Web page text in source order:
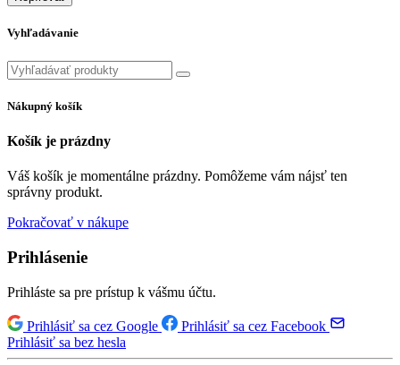
Vyhľadávanie
Nákupný košík
Košík je prázdny
Váš košík je momentálne prázdny. Pomôžeme vám nájsť ten
správny produkt.
Pokračovať v nákupe
Prihlásenie
Prihláste sa pre prístup k vášmu účtu.
Prihlásiť sa cez Google
Prihlásiť sa cez Facebook
Prihlásiť sa bez hesla